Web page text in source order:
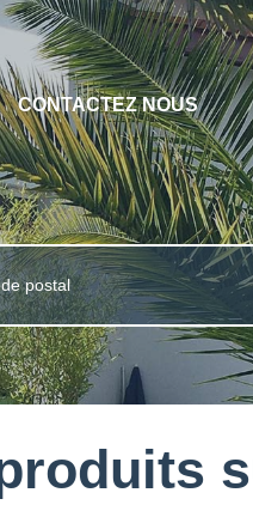
CONTACTEZ NOUS
postal